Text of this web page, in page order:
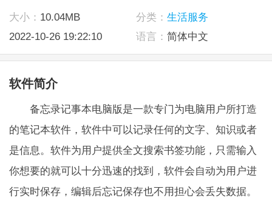
大小： 10.04MB 分类： 生活服务
2022-10-26 19:22:10
语言： 简体中文
软件简介
备忘录记事本电脑版是一款专门为电脑用户所打造
的笔记本软件，软件中可以记录任何的文字、知识或者
是信息。软件为用户提供全文搜索书签功能，只需输入
你想要的就可以十分迅速的找到，软件会自动为用户进
行实时保存，编辑后忘记保存也不用担心会丢失数据。